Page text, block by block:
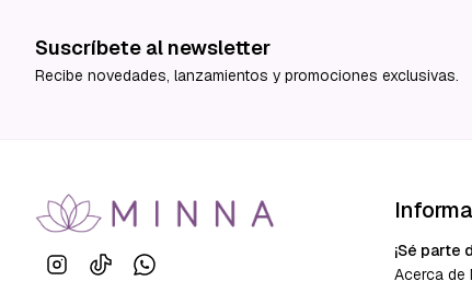
Suscríbete al newsletter
Recibe novedades, lanzamientos y promociones exclusivas.
¡Sé parte
Acerca de